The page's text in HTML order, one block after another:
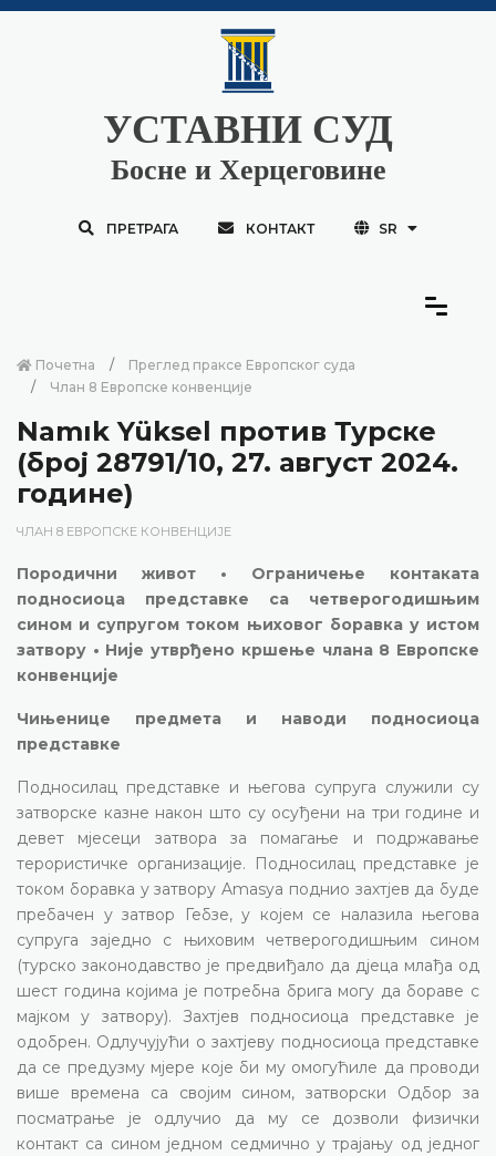
УСТАВНИ СУД
Босне и Херцеговине
ПРЕТРАГА КОНТАКТ SR
Почетна
Преглед праксе Европског суда
Члан 8 Европске конвенције
Namık Yüksel против Турске
(број 28791/10, 27. август 2024.
године)
ЧЛАН 8 ЕВРОПСКЕ КОНВЕНЦИЈЕ
Породични живот • Ограничење контаката
подносиоца представке са четверогодишњим
сином и супругом током њиховог боравка у истом
затвору • Није утврђено кршење члана 8 Европске
конвенције
Чињенице предмета и наводи подносиоца
представке
Подносилац представке и његова супруга служили су
затворске казне након што су осуђени на три године и
девет мјесеци затвора за помагање и подржавање
терористичке организације. Подносилац представке је
током боравка у затвору Amasya поднио захтјев да буде
пребачен у затвор Гебзе, у којем се налазила његова
супруга заједно с њиховим четверогодишњим сином
(турско законодавство је предвиђало да дјеца млађа од
шест година којима је потребна брига могу да бораве с
мајком у затвору). Захтјев подносиоца представке је
одобрен. Одлучујући о захтјеву подносиоца представке
да се предузму мјере које би му омогућиле да проводи
више времена са својим сином, затворски Одбор за
посматрање је одлучио да му се дозволи физички
контакт са сином једном седмично у трајању од једног